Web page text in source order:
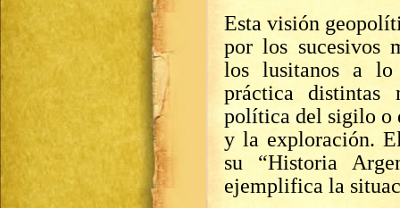
Esta visión
por los sucesivos
los lusitanos a
práctica distintas
política del sigilo o
y la exploración.
su “Historia
ejemplifica la